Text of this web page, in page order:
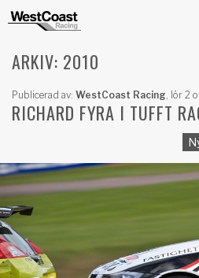
ARKIV: 2010
Publicerad av: WestCoast Racing, lör 2
RICHARD FYRA I TUFFT